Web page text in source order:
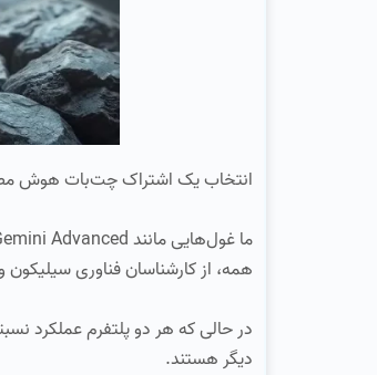
انتخاب یک اشتراک چت‌بات هوش
همه، از کارشناسان فناوری
در حالی که هر دو پلتفرم عملکرد
دیگر هستند.